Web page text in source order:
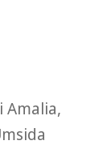
Amalia,